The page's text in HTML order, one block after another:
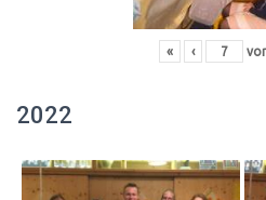
« ‹
2022